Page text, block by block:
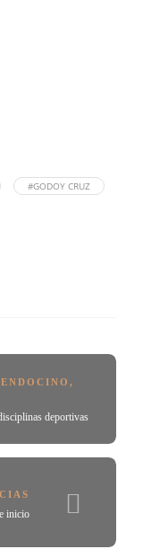
#GODOY CRUZ
,
deportivas
inicio